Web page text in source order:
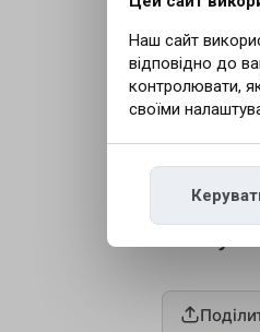
до
Наш сайт
відповідно до
контролювати,
своїми